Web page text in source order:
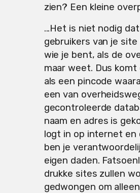
zien? Een kleine
...Het is niet nodig dat
gebruikers van je
wie je bent, als de
maar weet. Dus
als een pincode
een van
gecontroleerde
naam en adres is
logt in op internet en
ben je
eigen daden.
drukke sites zullen
gedwongen om alleen